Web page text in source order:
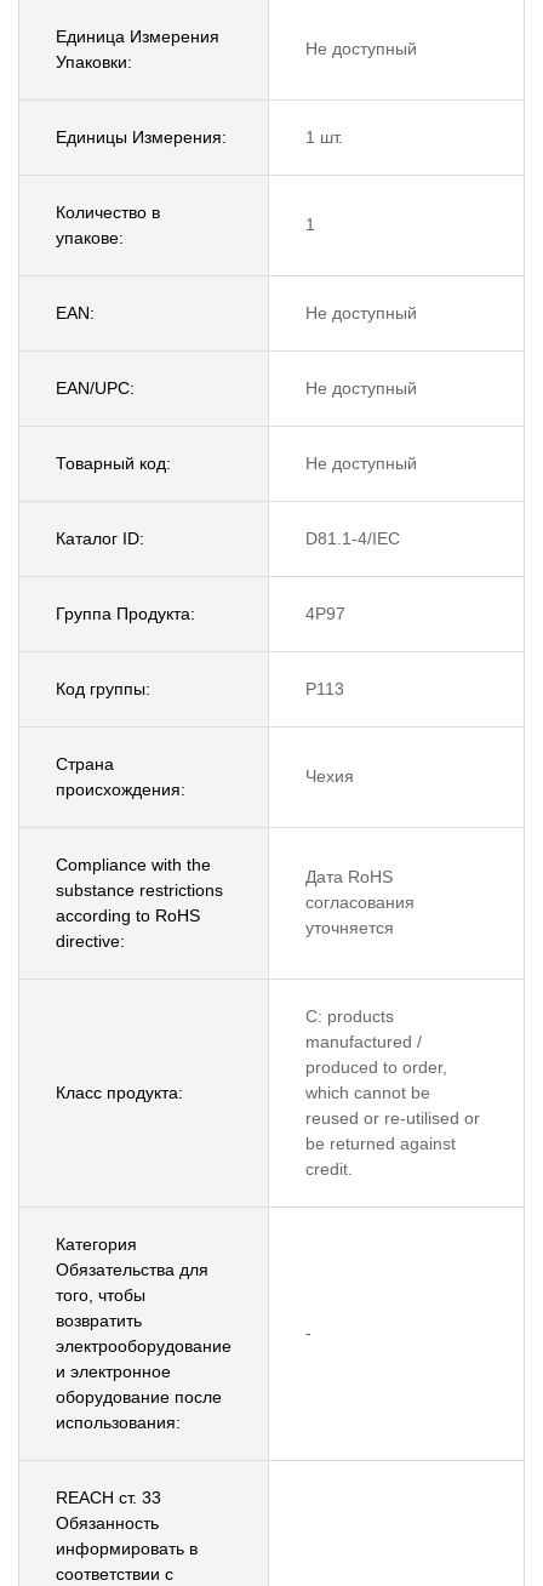
Единица Измерения
Упаковки:
Не доступный
Единицы Измерения: 1 шт.
Количество в
упакове:
1
EAN: Не доступный
EAN/UPC: Не доступный
Товарный код: Не доступный
Каталог ID: D81.1-4/IEC
Группа Продукта: 4P97
Код группы: P113
Страна
происхождения:
Чехия
Compliance with the
substance restrictions
according to RoHS
directive:
Дата RoHS
согласования
уточняется
Класс продукта:
C: products
manufactured /
produced to order,
which cannot be
reused or re-utilised or
be returned against
credit.
Категория
Обязательства для
того, чтобы
возвратить
электрооборудование
и электронное
оборудование после
использования:
-
REACH ст. 33
Обязанность
информировать в
соответствии с